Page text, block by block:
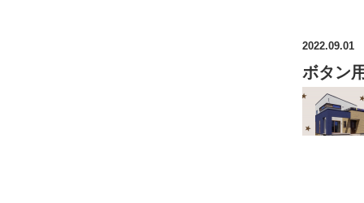
2022.09.01
ボタン